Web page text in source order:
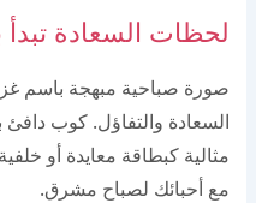
لحظات السعادة
صورة صباحية مبهجة باسم
السعادة والتفاؤل. كوب
مثالية كبطاقة معايدة أو
مع أحبائك لصباح مشرق.